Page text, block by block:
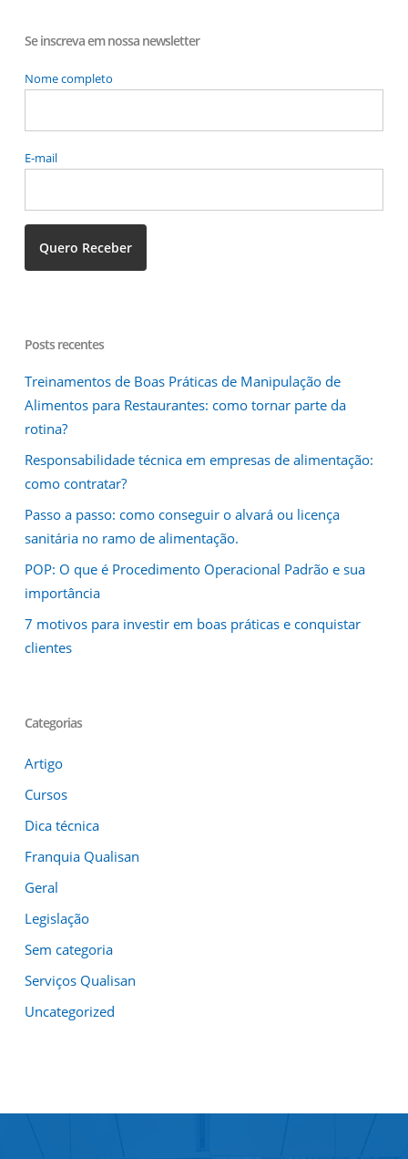
Se inscreva em nossa newsletter
Nome completo
E-mail
Posts recentes
Treinamentos de Boas Práticas de Manipulação de
Alimentos para Restaurantes: como tornar parte da
rotina?
Responsabilidade técnica em empresas de alimentação:
como contratar?
Passo a passo: como conseguir o alvará ou licença
sanitária no ramo de alimentação.
POP: O que é Procedimento Operacional Padrão e sua
importância
7 motivos para investir em boas práticas e conquistar
clientes
Categorias
Artigo
Cursos
Dica técnica
Franquia Qualisan
Geral
Legislação
Sem categoria
Serviços Qualisan
Uncategorized